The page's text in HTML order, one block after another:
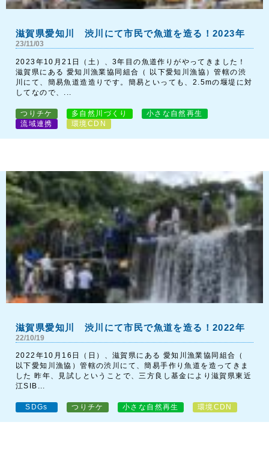
滋賀県愛知川 渋川にて市民で魚道を造る！2023年
23/11/03
2023年10月21日（土）、3年目の魚道作りがやってきました！
滋賀県にある 愛知川漁業協同組合（ 以下愛知川漁協）管轄の渋
川にて、簡易魚道造造りです。簡易といっても、2.5mの堰堤に対
してなので、...
つりチケ 多自然川づくり
小さな自然再生
流域連携
環境CDN
滋賀県愛知川 渋川にて市民で魚道を造る！2022年
22/10/19
2022年10月16日（日）、滋賀県にある 愛知川漁業協同組合（
以下愛知川漁協）管轄の渋川にて、簡易手作り魚道を造ってきま
した 昨年、見試しということで、三方良し基金により滋賀県東近
江SIB...
SDGs つりチケ 小さな自然再生 環境CDN